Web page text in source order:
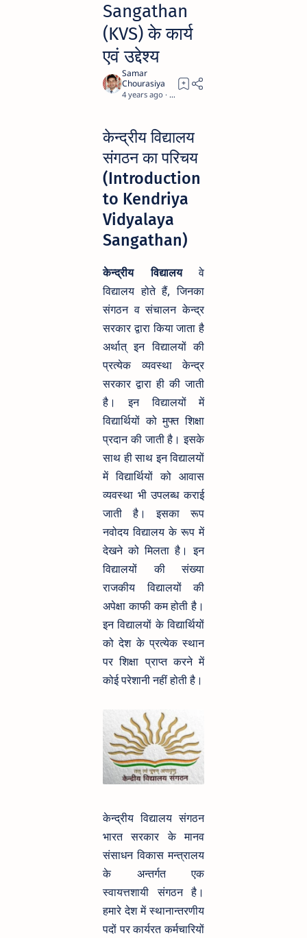
Sangathan
(KVS) के कार्य
एवं उद्देश्य
4 years ago 7
केन्द्रीय विद्यालय
संगठन का परिचय
(Introduction
to Kendriya
Vidyalaya
Sangathan)
केन्द्रीय विद्यालयवे
विद्यालय होते हैं, जिनका
संगठन व संचालन केन्द्र
सरकार द्वारा किया जाता है
अर्थात् इन विद्यालयों की
प्रत्येक व्यवस्था केन्द्र
सरकार द्वारा ही की जाती
है। इन विद्यालयों में
विद्यार्थियों को मुफ्त शिक्षा
प्रदान की जाती है। इसके
साथ ही साथ इन विद्यालयों
में विद्यार्थियों को आवास
व्यवस्था भी उपलब्ध कराई
जाती है। इसका रूप
नवोदय विद्यालय के रूप में
देखने को मिलता है। इन
विद्यालयों की संख्या
राजकीय विद्यालयों की
अपेक्षा काफी कम होती है।
इन विद्यालयों के विद्यार्थियों
को देश के प्रत्येक स्थान
पर शिक्षा प्राप्त करने में
कोई परेशानी नहीं होती है।
केन्द्रीय विद्यालय संगठन
भारत सरकार के मानव
संसाधन विकास मन्त्रालय
के अन्तर्गत एक
स्वायत्तशायी संगठन है।
हमारे देश में स्थानान्तरणीय
पदों पर कार्यरत कर्मचारियों